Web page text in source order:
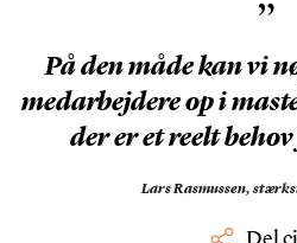
”
På den måde kan vi
medarbejdere op i
der er et reelt
Lars Rasmussen,